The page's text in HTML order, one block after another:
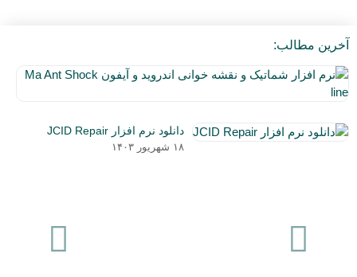
آخرین مطالب:
دانلود نرم افزار JCID Repair
۱۸ شهریور ۱۴۰۳